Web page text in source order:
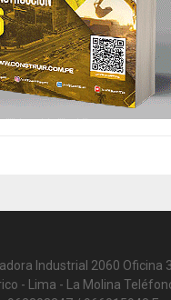
Industrial 2060 Oficina
- Lima - La Molina